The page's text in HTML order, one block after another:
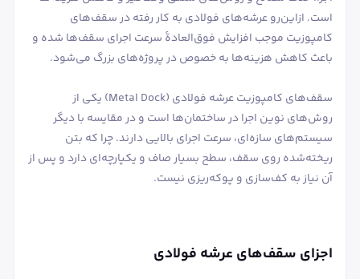
است. ازاین‌رو عرشه‌های فولادی به کار رفته در سقف‌های
کامپوزیت موجب افزایش فوق‌العادۀ سرعت اجرای سقف‌ها شده و
باعث کاهش هزینه‌ها به خصوص در پروژه‌های بزرگ می‌شود.
سقف‌های کامپوزیت عرشه فولادی (Metal Dock) یکی از
روش‌های نوین اجرا در ساختمان‌ها است و در مقایسه با دیگر
سیستم‌های سازه‌ای، سرعت اجرای بالایی دارند. چرا که بتن
ریخته‌شده روی سقف، سطح بسیار صاف و یکپارچه‌ای دارد و پس از
آن نیاز به کف‌سازی و پوکه‌ریزی نیست.
اجزای سقف‌های عرشه فولادی